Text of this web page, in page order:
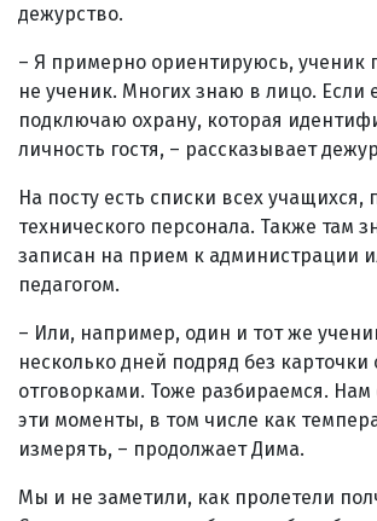
дежурство.
– Я примерно ориентируюсь, ученик
не ученик. Многих знаю в лицо. Если
подключаю охрану, которая
личность гостя, – рассказывает
На посту есть списки всех учащихся,
технического персонала. Также там
записан на прием к администрации
педагогом.
– Или, например, один и тот же
несколько дней подряд без
отговорками. Тоже разбираемся. Нам
эти моменты, в том числе как
измерять, – продолжает Дима.
Мы и не заметили, как пролетели